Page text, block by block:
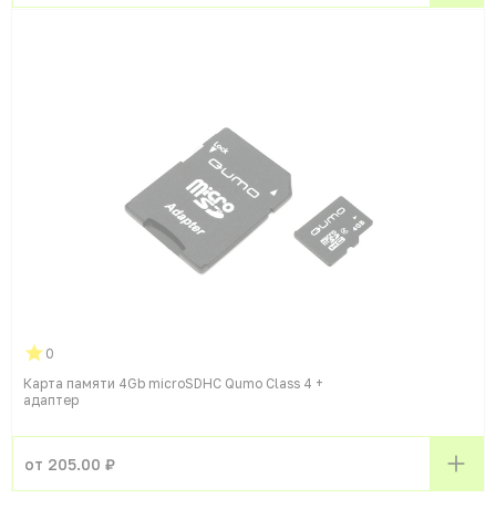
0
Карта памяти 4Gb microSDHC Qumo Class 4 +
адаптер
от 205.00 ₽